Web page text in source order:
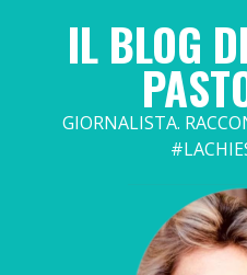
IL BLOG
GIORNALISTA.